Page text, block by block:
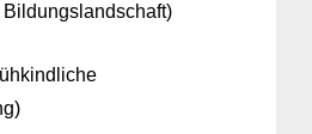
Bildungslandschaft)